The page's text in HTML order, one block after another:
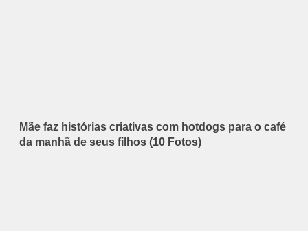
Mãe faz histórias criativas com hotdogs para o café
da manhã de seus filhos (10 Fotos)